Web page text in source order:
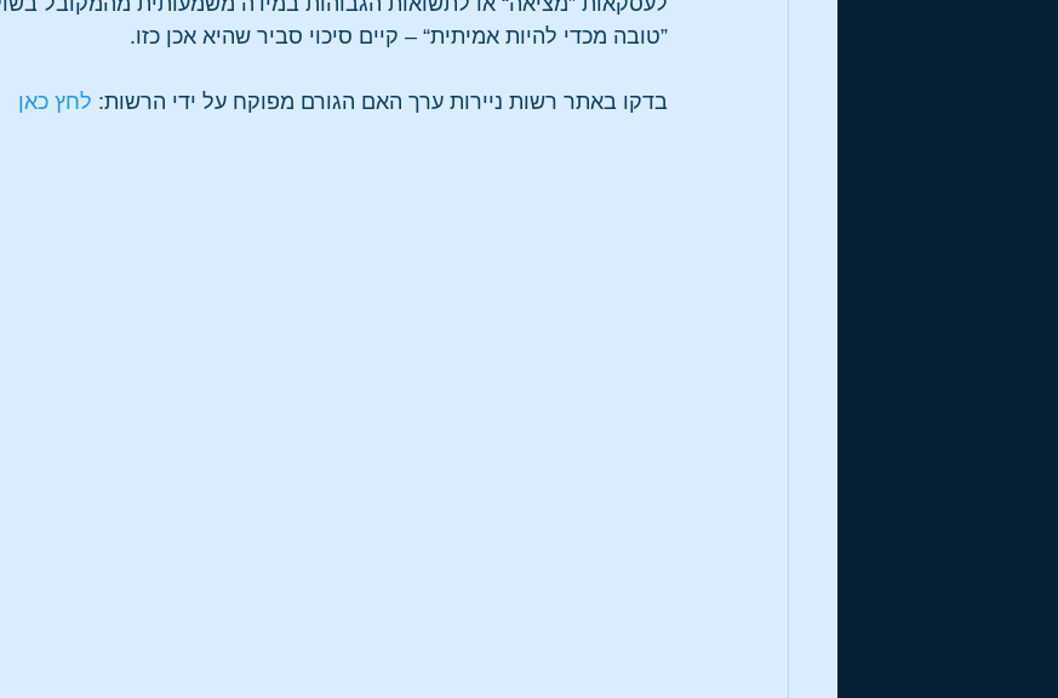
”טובה מכדי להיות אמיתית“ – קיים סיכוי סביר שהיא אכן כזו.
בדקו באתר רשות ניירות ערך האם הגורם מפוקח על ידי הרשות: לחץ כאן